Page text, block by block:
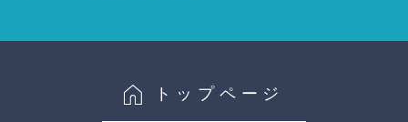
トップページ